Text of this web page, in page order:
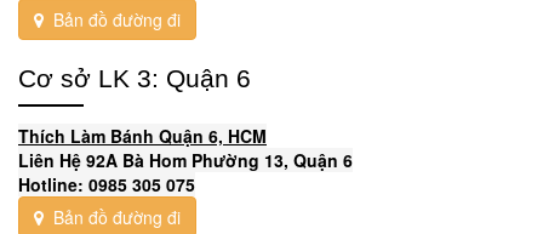
Bản đồ đường đi
Cơ sở LK 3: Quận 6
Thích Làm Bánh Quận 6, HCM
Liên Hệ 92A Bà Hom Phường 13, Quận 6
Hotline: 0985 305 075
Bản đồ đường đi